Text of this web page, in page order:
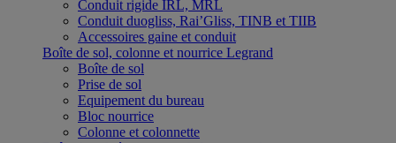
Conduit rigide IRL, MRL
Conduit duogliss, Rai’Gliss, TINB et TIIB
Accessoires gaine et conduit
Boîte de sol, colonne et nourrice Legrand
Boîte de sol
Prise de sol
Equipement du bureau
Bloc nourrice
Colonne et colonnette